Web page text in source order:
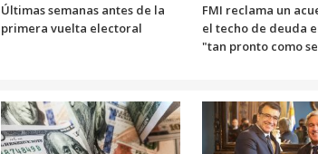
Últimas semanas antes de la
primera vuelta electoral
FMI reclama un
el techo de deuda
"tan pronto como